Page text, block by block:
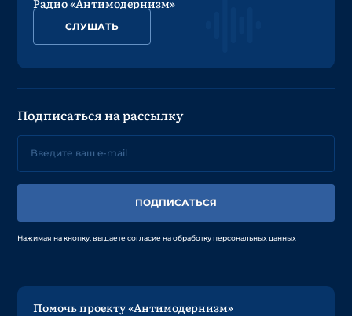
СЛУШАТЬ
Подписаться на рассылку
ПОДПИСАТЬСЯ
Нажимая на кнопку, вы даете согласие на обработку персональных данных
Помочь проекту «Антимодернизм»